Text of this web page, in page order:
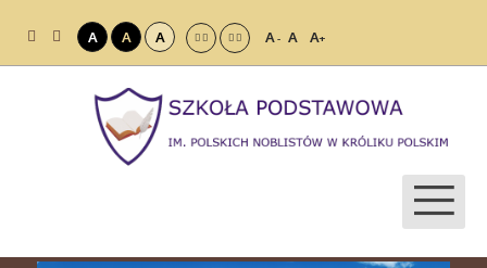
A A A A- A A+